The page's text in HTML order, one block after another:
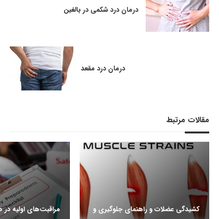
درمان درد شکمی در بالغین
درمان درد مقعد
مقالات مرتبط
کشیدگی عضلات و راهنمای جلوگیری و
مراقبت‌های اولیه در